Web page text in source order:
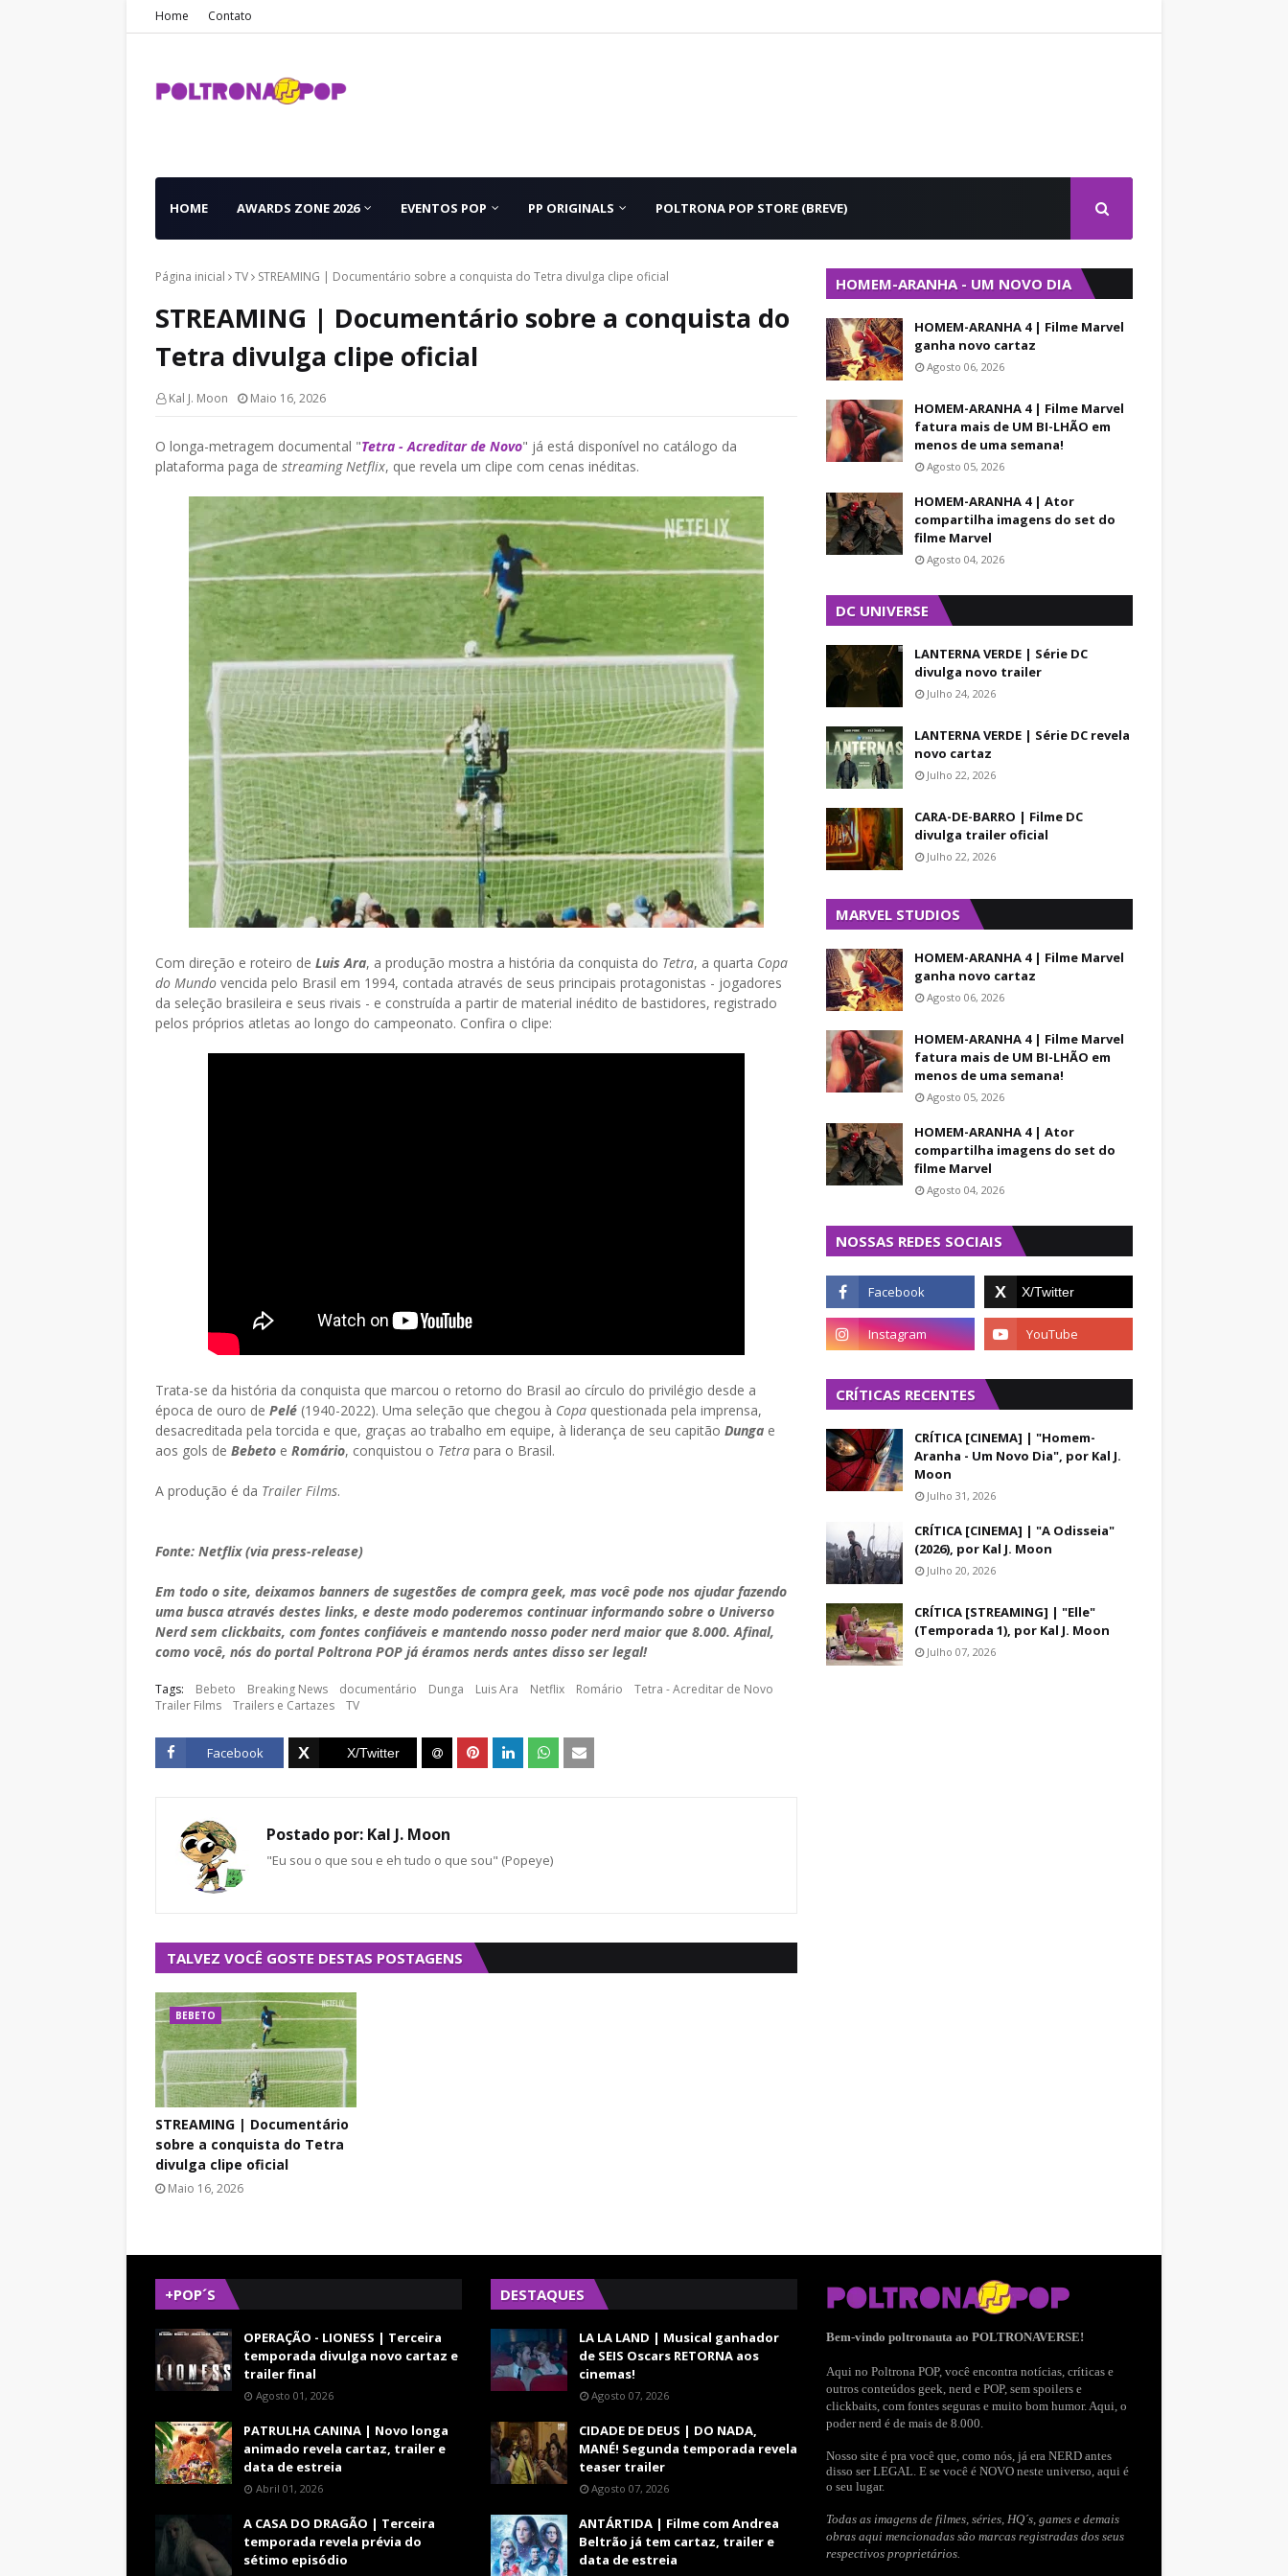
Home Contato
HOME AWARDS ZONE 2026 EVENTOS POP PP ORIGINALS POLTRONA POP STORE (BREVE)
Página inicial TV STREAMING | Documentário sobre a conquista do Tetra divulga clipe oficial
STREAMING | Documentário sobre a conquista do
Tetra divulga clipe oficial
Kal J. Moon Maio 16, 2026
O longa-metragem documental "Tetra - Acreditar de Novo" já está disponível no catálogo da
plataforma paga de streaming Netflix, que revela um clipe com cenas inéditas.
Com direção e roteiro de Luis Ara, a produção mostra a história da conquista do Tetra, a quarta Copa
do Mundo vencida pelo Brasil em 1994, contada através de seus principais protagonistas - jogadores
da seleção brasileira e seus rivais - e construída a partir de material inédito de bastidores, registrado
pelos próprios atletas ao longo do campeonato. Confira o clipe:
Trata-se da história da conquista que marcou o retorno do Brasil ao círculo do privilégio desde a
época de ouro de Pelé (1940-2022). Uma seleção que chegou à Copa questionada pela imprensa,
desacreditada pela torcida e que, graças ao trabalho em equipe, à liderança de seu capitão Dunga e
aos gols de Bebeto e Romário, conquistou o Tetra para o Brasil.
A produção é da Trailer Films.
Fonte: Netflix (via press-release)
Em todo o site, deixamos banners de sugestões de compra geek, mas você pode nos ajudar fazendo
uma busca através destes links, e deste modo poderemos continuar informando sobre o Universo
Nerd sem clickbaits, com fontes confiáveis e mantendo nosso poder nerd maior que 8.000. Afinal,
como você, nós do portal Poltrona POP já éramos nerds antes disso ser legal!
Tags: Bebeto Breaking News documentário Dunga Luis Ara Netflix Romário
Tetra - Acreditar de Novo
Trailer Films
Trailers e Cartazes TV
Facebook
Postado por: Kal J. Moon
"Eu sou o que sou e eh tudo o que sou" (Popeye)
TALVEZ VOCÊ GOSTE DESTAS POSTAGENS
BEBETO
STREAMING | Documentário
sobre a conquista do Tetra
divulga clipe oficial
Maio 16, 2026
HOMEM-ARANHA - UM NOVO DIA
HOMEM-ARANHA 4 | Filme Marvel
ganha novo cartaz
Agosto 06, 2026
HOMEM-ARANHA 4 | Filme Marvel
fatura mais de UM BI-LHÃO em
menos de uma semana!
Agosto 05, 2026
HOMEM-ARANHA 4 | Ator
compartilha imagens do set do
filme Marvel
Agosto 04, 2026
DC UNIVERSE
LANTERNA VERDE | Série DC
divulga novo trailer
Julho 24, 2026
LANTERNA VERDE | Série DC revela
novo cartaz
Julho 22, 2026
CARA-DE-BARRO | Filme DC
divulga trailer oficial
Julho 22, 2026
MARVEL STUDIOS
HOMEM-ARANHA 4 | Filme Marvel
ganha novo cartaz
Agosto 06, 2026
HOMEM-ARANHA 4 | Filme Marvel
fatura mais de UM BI-LHÃO em
menos de uma semana!
Agosto 05, 2026
HOMEM-ARANHA 4 | Ator
compartilha imagens do set do
filme Marvel
Agosto 04, 2026
NOSSAS REDES SOCIAIS
CRÍTICAS RECENTES
CRÍTICA [CINEMA] | "Homem-
Aranha - Um Novo Dia", por Kal J.
Moon
Julho 31, 2026
CRÍTICA [CINEMA] | "A Odisseia"
(2026), por Kal J. Moon
Julho 20, 2026
CRÍTICA [STREAMING] | "Elle"
(Temporada 1), por Kal J. Moon
Julho 07, 2026
+POP´S
OPERAÇÃO - LIONESS | Terceira
temporada divulga novo cartaz e
trailer final
Agosto 01, 2026
PATRULHA CANINA | Novo longa
animado revela cartaz, trailer e
data de estreia
Abril 01, 2026
A CASA DO DRAGÃO | Terceira
temporada revela prévia do
sétimo episódio
DESTAQUES
LA LA LAND | Musical ganhador
de SEIS Oscars RETORNA aos
cinemas!
Agosto 07, 2026
CIDADE DE DEUS | DO NADA,
MANÉ! Segunda temporada revela
teaser trailer
Agosto 07, 2026
ANTÁRTIDA | Filme com Andrea
Beltrão já tem cartaz, trailer e
data de estreia
Bem-vindo poltronauta ao POLTRONAVERSE!
Aqui no Poltrona POP, você encontra notícias, críticas e
outros conteúdos geek, nerd e POP, sem spoilers e
clickbaits, com fontes seguras e muito bom humor. Aqui, o
poder nerd é de mais de 8.000.
Nosso site é pra você que, como nós, já era NERD antes
disso ser LEGAL. E se você é NOVO neste universo, aqui é
o seu lugar.
Todas as imagens de filmes, séries, HQ´s, games e demais
obras aqui mencionadas são marcas registradas dos seus
respectivos proprietários.